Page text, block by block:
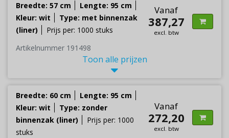
Breedte: 57 cm
Lengte: 95 cm
Kleur: wit
Type: met binnenzak
(liner)
Prijs per: 1000 stuks
Vanaf
387,27
excl. btw
Artikelnummer 191498
Toon alle prijzen
Breedte: 60 cm
Lengte: 95 cm
Kleur: wit
Type: zonder
binnenzak (liner)
Prijs per: 1000
stuks
Vanaf
272,20
excl. btw